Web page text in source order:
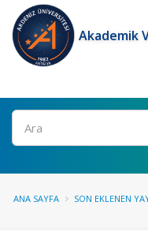
Akademik
Ara
ANA SAYFA SON EKLENEN